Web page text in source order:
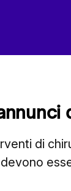
di